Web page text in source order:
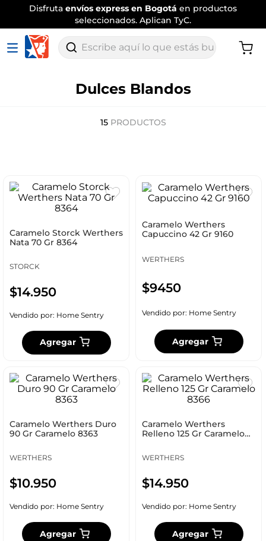
Disfruta envíos express en Bogotá en productos
seleccionados. Aplican TyC.
Escribe aquí lo que estás buscando
Dulces Blandos
15 PRODUCTOS
Caramelo Storck Werthers
Nata 70 Gr 8364
STORCK
$14.950
Vendido por: Home Sentry
Agregar
Caramelo Werthers
Capuccino 42 Gr 9160
WERTHERS
$9450
Vendido por: Home Sentry
Agregar
Caramelo Werthers Duro
90 Gr Caramelo 8363
WERTHERS
$10.950
Vendido por: Home Sentry
Agregar
Caramelo Werthers
Relleno 125 Gr Caramelo
WERTHERS
$14.950
Vendido por: Home Sentry
Agregar